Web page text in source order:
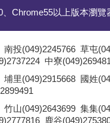
、Chrome55以上版本瀏覽
南投(049)2245766 草屯
中寮
埔里(049)2915668 國姓
竹山(049)2643699 集集
鹿谷